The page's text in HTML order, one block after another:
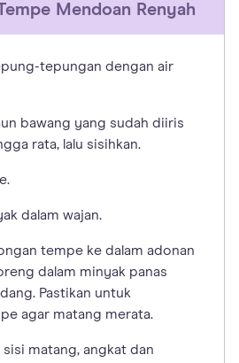
Mendoan Renyah
tepungan dengan air
bawang yang sudah diiris
rata, lalu sisihkan.
dalam wajan.
tempe ke dalam adonan
dalam minyak panas
Pastikan untuk
agar matang merata.
sisi matang, angkat dan